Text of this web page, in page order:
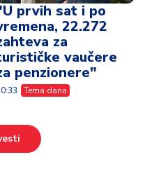
prvih sat i po
22.272
za
vaučere
penzionere"
Tema dana